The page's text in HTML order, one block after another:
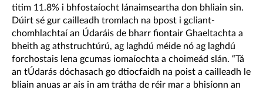
titim 11.8% i bhfostaíocht lánaimseartha don bhliain sin.
Dúirt sé gur cailleadh tromlach na bpost i gcliant-
chomhlachtaí an Údaráis de bharr fiontair Ghaeltachta a
bheith ag athstruchtúrú, ag laghdú méide nó ag laghdú
forchostais lena gcumas iomaíochta a choimeád slán. “Tá
an tÚdarás dóchasach go dtiocfaidh na poist a cailleadh le
bliain anuas ar ais in am trátha de réir mar a bhisíonn an